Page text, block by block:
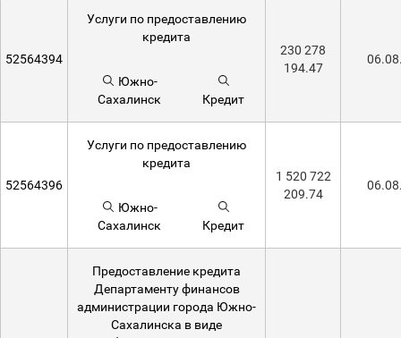
52564394
Услуги по предоставлению
кредита
Южно-
Сахалинск
Кредит
230 278
194.47
52564396
Услуги по предоставлению
кредита
Южно-
Сахалинск
Кредит
1 520 722
209.74
Предоставление кредита
Департаменту финансов
администрации города Южно-
Сахалинска в виде